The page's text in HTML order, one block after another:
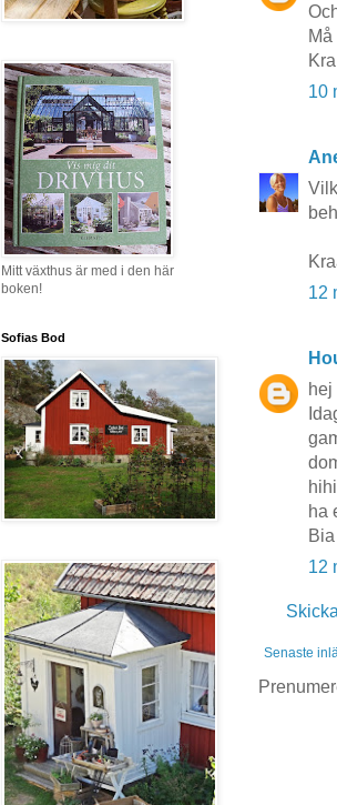
10
12
hej
ha
Bia
12
Senaste
Mitt växthus är med i den här
boken!
Sofias Bod